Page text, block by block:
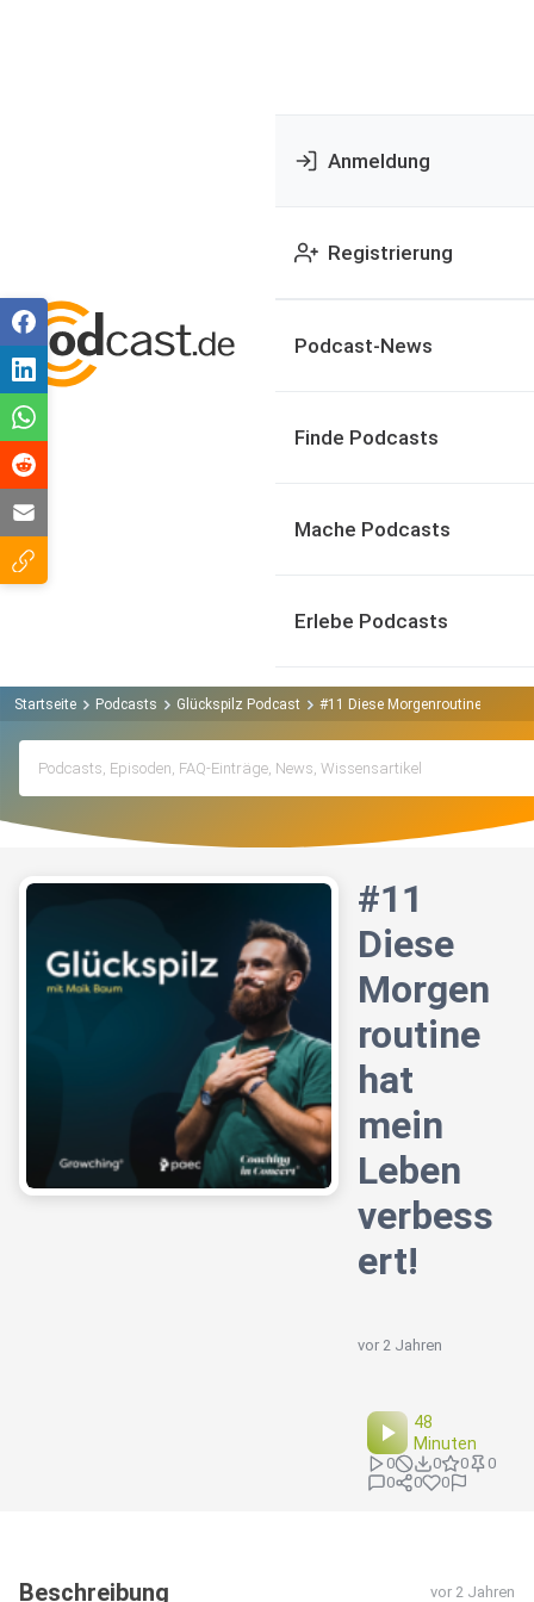
Anmeldung
Registrierung
Podcast-News
Finde Podcasts
Mache Podcasts
Erlebe Podcasts
Startseite Podcasts Glückspilz Podcast #11 Diese Morgenroutine hat
#11
Diese
Morgen
routine
hat
mein
Leben
verbess
ert!
vor 2 Jahren
48
Minuten
0 0 0
0
0
0 0
Beschreibung vor 2 Jahren